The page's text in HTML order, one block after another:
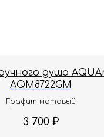
душа
AQM8722GM
Графит матовый
3 700 ₽